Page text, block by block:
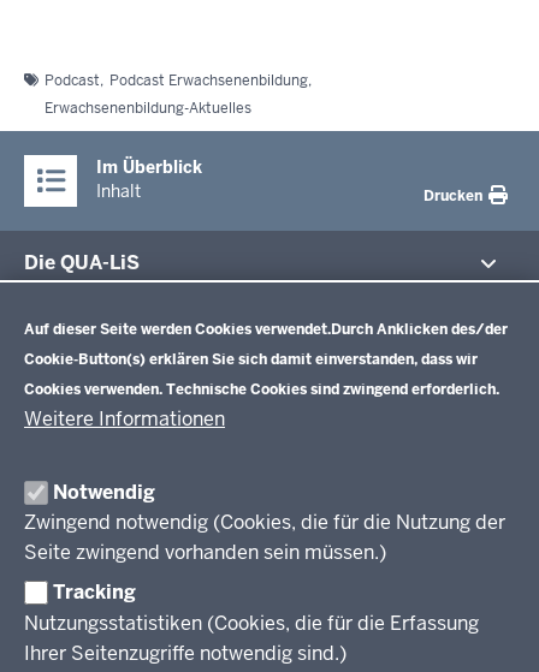
Auf dieser Seite werden Cookies verwendet.Durch Anklicken des/der
Cookie-Button(s) erklären Sie sich damit einverstanden, dass wir
Cookies verwenden. Technische Cookies sind zwingend erforderlich.
Weitere Informationen
Notwendig
Zwingend notwendig (Cookies, die für die Nutzung der
Seite zwingend vorhanden sein müssen.)
Tracking
Nutzungsstatistiken (Cookies, die für die Erfassung
Ihrer Seitenzugriffe notwendig sind.)
Podcast
Podcast Erwachsenenbildung
Erwachsenenbildung-Aktuelles
Im Überblick
Inhalt
Drucken
Die QUA-LiS
Leitbild
Stellenangebote
Über uns
Schulentwicklung NRW
Schulentwicklung
Unterricht
Professionalisierung
Standardsicherung NRW
Berufsbildung NRW
Erwachsenenbildung
Wir über uns